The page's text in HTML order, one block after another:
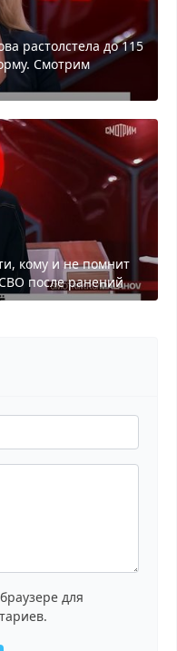
растолстела до 115
Смотрим
кому и не помнит
после ранений
для